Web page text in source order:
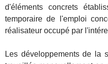
d'éléments concrets
temporaire de l'emploi
réalisateur occupé par
Les développements de la